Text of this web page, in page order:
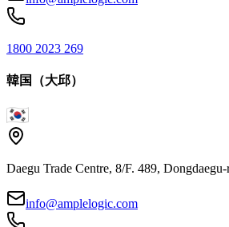
1800 2023 269
韓国（大邱）
Daegu Trade Centre, 8/F. 489,
info@amplelogic.com